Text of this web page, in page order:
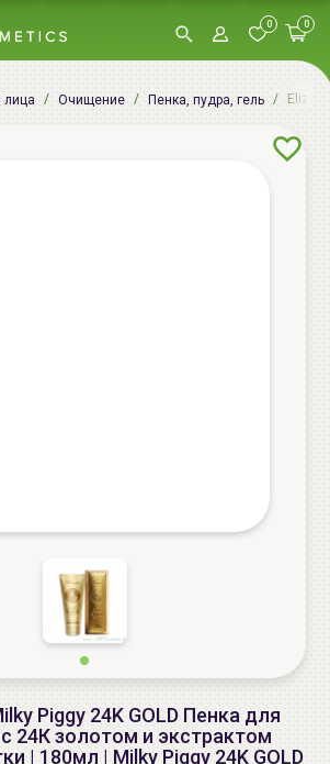
0 0
лица Очищение Пенка, пудра, гель
Piggy 24K GOLD Пенка для
24К золотом и экстрактом
| 180мл | Milky Piggy 24K GOLD